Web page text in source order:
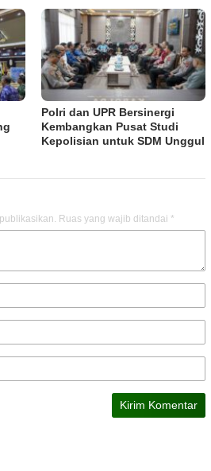
Polri dan UPR Bersinergi
Kembangkan Pusat Studi
Kepolisian untuk SDM Unggul
Ruas yang wajib ditandai *